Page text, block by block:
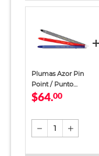
Plumas Azor Pin
Point / Punto
ultrafino / Tinta
$64.00
1